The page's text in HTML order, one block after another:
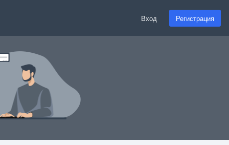
Вход Регистрация